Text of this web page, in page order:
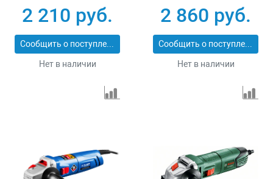
MTX 26982
2 210 руб.
Сообщить о поступлении
Нет в наличии
800 М3
2 860 руб.
Сообщить о поступлении
Нет в наличии